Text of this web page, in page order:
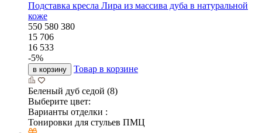
Подставка кресла Лира из массива дуба в натуральной
коже
550 580 380
15 706
16 533
-5%
в корзину Товар в корзине
Беленый дуб седой (8)
Выберите цвет:
Варианты отделки :
Тонировки для стульев ПМЦ